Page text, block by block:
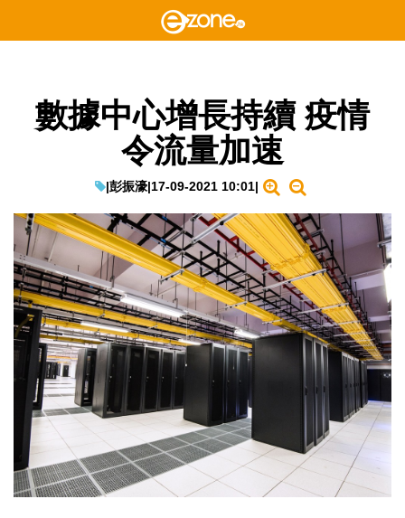
數據中心增長持續 疫情
令流量加速
|彭振濠|17-09-2021 10:01|